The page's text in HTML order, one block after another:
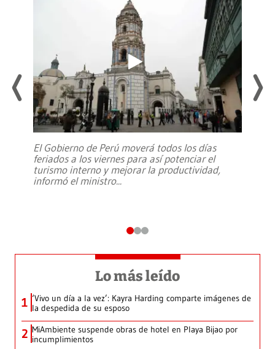
El Gobierno de Perú moverá todos los días
feriados a los viernes para así potenciar el
turismo interno y mejorar la productividad,
informó el ministro...
Lo más leído
1 ‘Vivo un día a la vez’: Kayra Harding comparte imágenes de
la despedida de su esposo
2 MiAmbiente suspende obras de hotel en Playa Bijao por
incumplimientos